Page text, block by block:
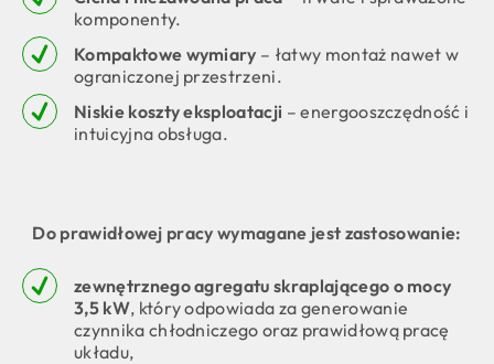
komponenty.
Kompaktowe wymiary – łatwy montaż nawet w
ograniczonej przestrzeni.
Niskie koszty eksploatacji – energooszczędność i
intuicyjna obsługa.
Do prawidłowej pracy wymagane jest zastosowanie:
zewnętrznego agregatu skraplającego o mocy
3,5 kW, który odpowiada za generowanie
czynnika chłodniczego oraz prawidłową pracę
układu,